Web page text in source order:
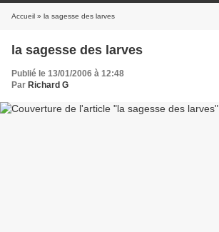
Accueil » la sagesse des larves
la sagesse des larves
Publié le 13/01/2006 à 12:48
Par Richard G